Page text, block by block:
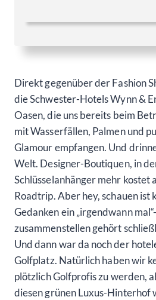
Direkt gegenüber der Fashion
die Schwester-Hotels Wynn &
Oasen, die uns bereits beim
mit Wasserfällen, Palmen und
Glamour empfangen. Und
Welt. Designer-Boutiquen, in
Schlüsselanhänger mehr kostet
Roadtrip. Aber hey, schauen ist
Gedanken ein „irgendwann
zusammenstellen gehört
Und dann war da noch der
Golfplatz. Natürlich haben wir
plötzlich Golfprofis zu werden,
diesen grünen Luxus-Hinterhof